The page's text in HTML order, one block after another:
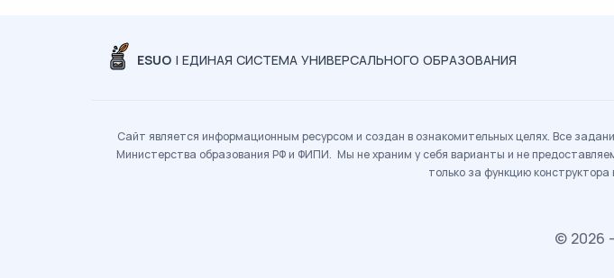
ESUO | ЕДИНАЯ СИСТЕМА УНИВЕРСАЛЬНОГО ОБРАЗОВАНИЯ
Сайт является информационным ресурсом и создан в ознакомительных целях. Все
Министерства образования РФ и ФИПИ. Мы не храним у себя варианты и не
только за функцию
© 2026